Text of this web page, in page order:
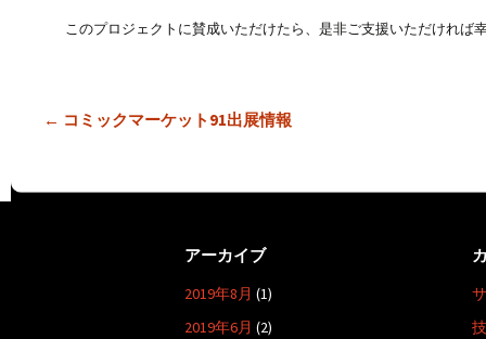
このプロジェクトに賛成いただけたら、是非ご支援いただければ
← コミックマーケット91出展情報
アーカイブ
2019年8月 (1)
2019年6月 (2)